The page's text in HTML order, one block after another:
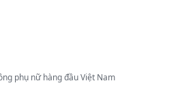
phụ nữ hàng đầu Việt Nam